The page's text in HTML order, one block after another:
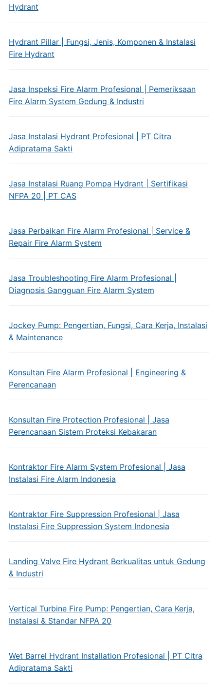
Hydrant
Hydrant Pillar | Fungsi, Jenis, Komponen & Instalasi
Fire Hydrant
Jasa Inspeksi Fire Alarm Profesional | Pemeriksaan
Fire Alarm System Gedung & Industri
Jasa Instalasi Hydrant Profesional | PT Citra
Adipratama Sakti
Jasa Instalasi Ruang Pompa Hydrant | Sertifikasi
NFPA 20 | PT CAS
Jasa Perbaikan Fire Alarm Profesional | Service &
Repair Fire Alarm System
Jasa Troubleshooting Fire Alarm Profesional |
Diagnosis Gangguan Fire Alarm System
Jockey Pump: Pengertian, Fungsi, Cara Kerja, Instalasi
& Maintenance
Konsultan Fire Alarm Profesional | Engineering &
Perencanaan
Konsultan Fire Protection Profesional | Jasa
Perencanaan Sistem Proteksi Kebakaran
Kontraktor Fire Alarm System Profesional | Jasa
Instalasi Fire Alarm Indonesia
Kontraktor Fire Suppression Profesional | Jasa
Instalasi Fire Suppression System Indonesia
Landing Valve Fire Hydrant Berkualitas untuk Gedung
& Industri
Vertical Turbine Fire Pump: Pengertian, Cara Kerja,
Instalasi & Standar NFPA 20
Wet Barrel Hydrant Installation Profesional | PT Citra
Adipratama Sakti